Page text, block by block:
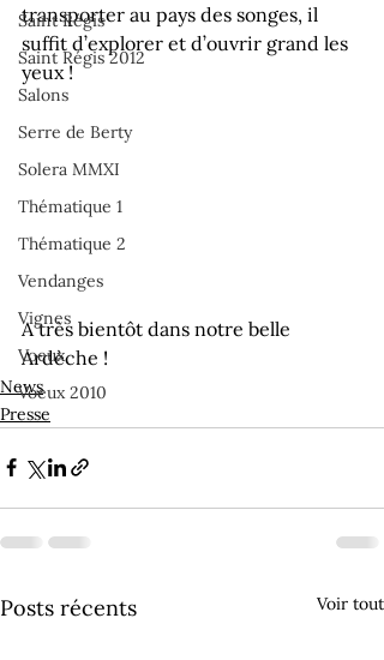
Saint Régis
Saint Régis 2012
Salons
Serre de Berty
Solera MMXI
Thématique 1
Thématique 2
Vendanges
Vignes
Voeux
Voeux 2010
transporter au pays des songes, il
suffit d’explorer et d’ouvrir grand les
yeux !
A très bientôt dans notre belle
Ardèche !
News
Presse
Posts récents Voir tout